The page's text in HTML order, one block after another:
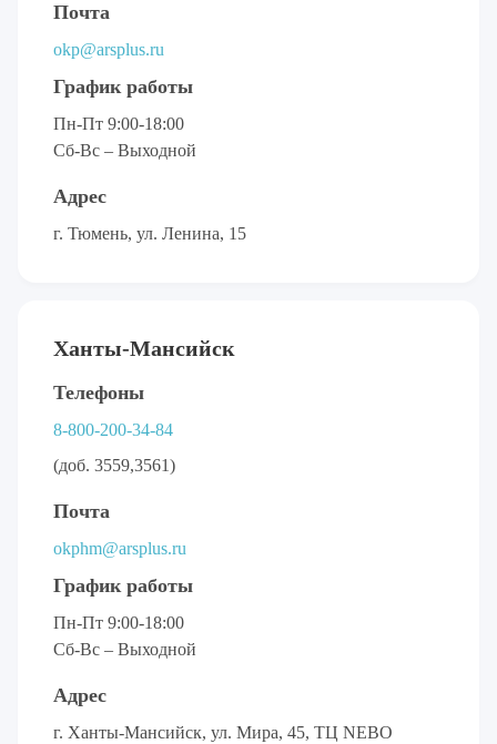
Почта
okp@arsplus.ru
График работы
Пн-Пт 9:00-18:00
Сб-Вс – Выходной
Адрес
г. Тюмень, ул. Ленина, 15
Ханты-Мансийск
Телефоны
8-800-200-34-84
(доб. 3559,3561)
Почта
okphm@arsplus.ru
График работы
Пн-Пт 9:00-18:00
Сб-Вс – Выходной
Адрес
г. Ханты-Мансийск, ул. Мира, 45, ТЦ NEBO